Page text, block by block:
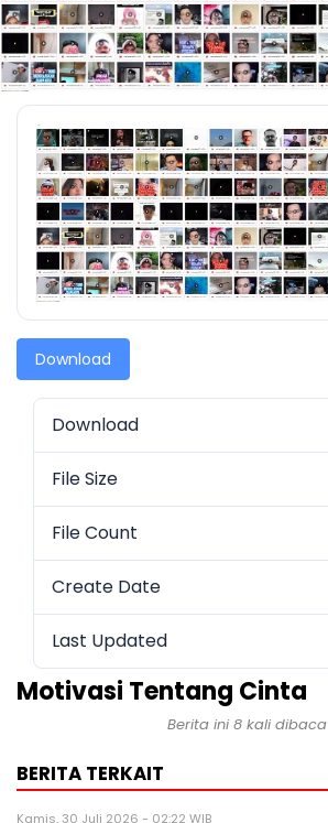
Download
Download
File Size
File Count
Create Date
Last Updated
Motivasi Tentang Cinta
Berita ini 8 kali dibaca
BERITA TERKAIT
Kamis, 30 Juli 2026 - 02:22 WIB